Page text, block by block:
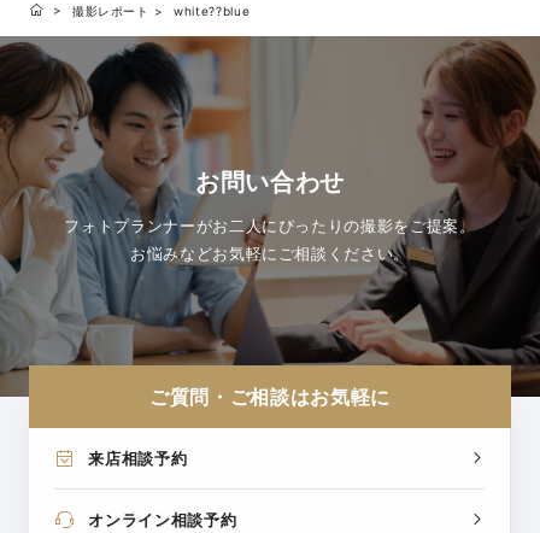
撮影レポート white??blue
お問い合わせ
フォトプランナーがお二人にぴったりの撮影をご提案。
お悩みなどお気軽にご相談ください。
ご質問・ご相談はお気軽に
来店相談予約
オンライン相談予約